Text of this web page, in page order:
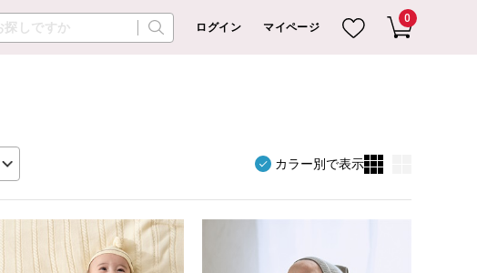
ログイン マイページ
0
カラー別で表示